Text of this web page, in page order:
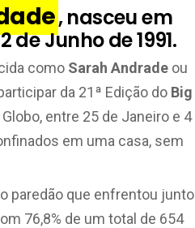
, nasceu em
de Junho de 1991.
como Sarah Andrade ou
da 21ª Edição do Big
entre 25 de Janeiro e 4
em uma casa, sem
paredão que enfrentou junto
76,8% de um total de 654